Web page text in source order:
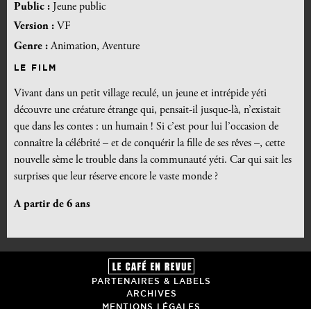
Public : Jeune public
Version : VF
Genre :Animation, Aventure
LE FILM
Vivant dans un petit village reculé, un jeune et intrépide yéti
découvre une créature étrange qui, pensait-il jusque-là, n’existait
que dans les contes : un humain ! Si c’est pour lui l’occasion de
connaître la célébrité – et de conquérir la fille de ses rêves –, cette
nouvelle sème le trouble dans la communauté yéti. Car qui sait les
surprises que leur réserve encore le vaste monde ?
A partir de 6 ans
PARTENAIRES & LABELS
ARCHIVES
MENTIONS LÉGALES